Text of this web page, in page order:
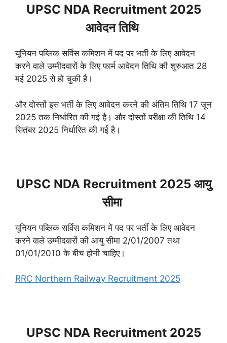
UPSC NDA Recruitment 2025
आवेदन तिथि
यूनियन पब्लिक सर्विस कमिशन में पद पर भर्ती के लिए आवेदन
करने वाले उम्मीदवारों के लिए फार्म आवेदन तिथि की शुरुआत 28
मई 2025 से हो चुकी है।
और दोस्तों इस भर्ती के लिए आवेदन करने की अंतिम तिथि 17 जून
2025 तक निर्धारित की गई है। और दोस्तों परीक्षा की तिथि 14
सितंबर 2025 निर्धारित की गई है।
UPSC NDA Recruitment 2025 आयु
सीमा
यूनियन पब्लिक सर्विस कमिशन में पद पर भर्ती के लिए आवेदन
करने वाले उम्मीदवारों की आयु सीमा 2/01/2007 तथा
01/01/2010 के बीच होनी चाहिए।
RRC Northern Railway Recruitment 2025
UPSC NDA Recruitment 2025